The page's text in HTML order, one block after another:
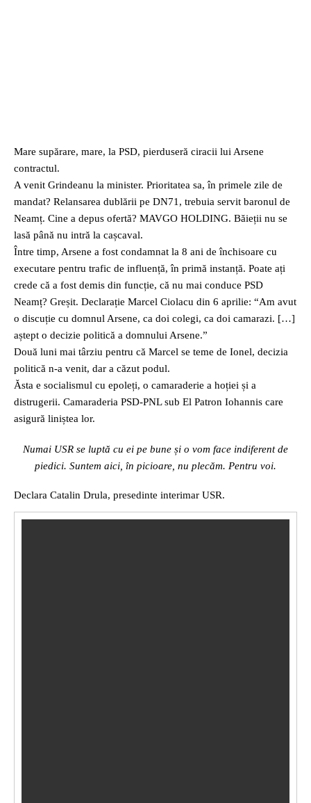
Mare supărare, mare, la PSD, pierduseră ciracii lui Arsene
contractul.
A venit Grindeanu la minister. Prioritatea sa, în primele zile de
mandat? Relansarea dublării pe DN71, trebuia servit baronul de
Neamț. Cine a depus ofertă? MAVGO HOLDING. Băieții nu se
lasă până nu intră la cașcaval.
Între timp, Arsene a fost condamnat la 8 ani de închisoare cu
executare pentru trafic de influență, în primă instanță. Poate ați
crede că a fost demis din funcție, că nu mai conduce PSD
Neamț? Greșit. Declarație Marcel Ciolacu din 6 aprilie: “Am avut
o discuție cu domnul Arsene, ca doi colegi, ca doi camarazi. […]
aștept o decizie politică a domnului Arsene.”
Două luni mai târziu pentru că Marcel se teme de Ionel, decizia
politică n-a venit, dar a căzut podul.
Ăsta e socialismul cu epoleți, o camaraderie a hoției și a
distrugerii. Camaraderia PSD-PNL sub El Patron Iohannis care
asigură liniștea lor.
Numai USR se luptă cu ei pe bune și o vom face indiferent de
piedici. Suntem aici, în picioare, nu plecăm. Pentru voi.
Declara Catalin Drula, presedinte interimar USR.